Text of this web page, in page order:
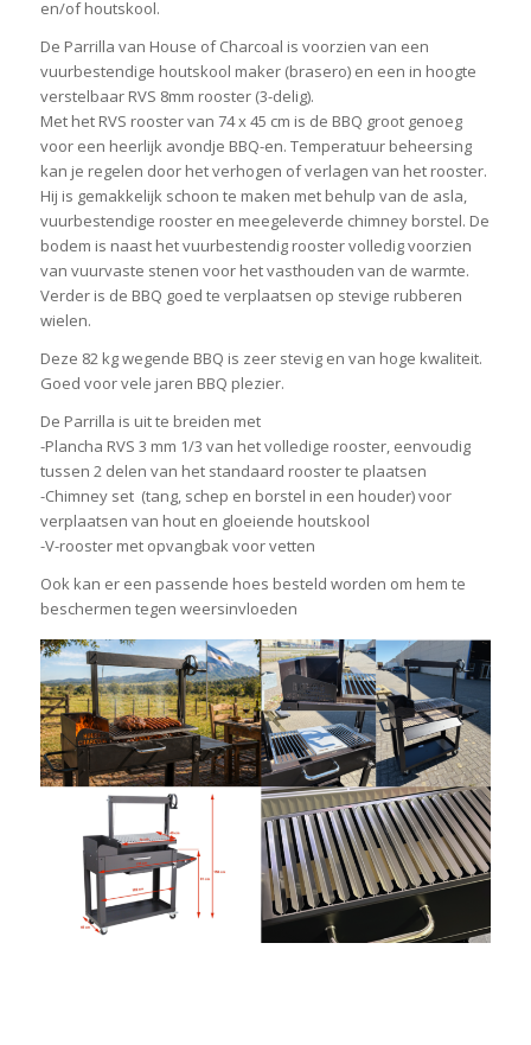
en/of houtskool.
De Parrilla van House of Charcoal is voorzien van een
vuurbestendige houtskool maker (brasero) en een in hoogte
verstelbaar RVS 8mm rooster (3-delig).
Met het RVS rooster van 74 x 45 cm is de BBQ groot genoeg
voor een heerlijk avondje BBQ-en. Temperatuur beheersing
kan je regelen door het verhogen of verlagen van het rooster.
Hij is gemakkelijk schoon te maken met behulp van de asla,
vuurbestendige rooster en meegeleverde chimney borstel. De
bodem is naast het vuurbestendig rooster volledig voorzien
van vuurvaste stenen voor het vasthouden van de warmte.
Verder is de BBQ goed te verplaatsen op stevige rubberen
wielen.
Deze 82 kg wegende BBQ is zeer stevig en van hoge kwaliteit.
Goed voor vele jaren BBQ plezier.
De Parrilla is uit te breiden met
-Plancha RVS 3 mm 1/3 van het volledige rooster, eenvoudig
tussen 2 delen van het standaard rooster te plaatsen
-Chimney set (tang, schep en borstel in een houder) voor
verplaatsen van hout en gloeiende houtskool
-V-rooster met opvangbak voor vetten
Ook kan er een passende hoes besteld worden om hem te
beschermen tegen weersinvloeden